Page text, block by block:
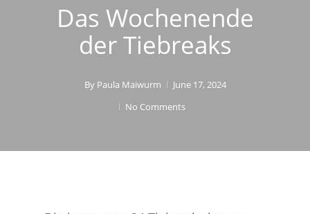
Das Wochenende
der Tiebreaks
By Paula Maiwurm
June 17, 2024
No Comments